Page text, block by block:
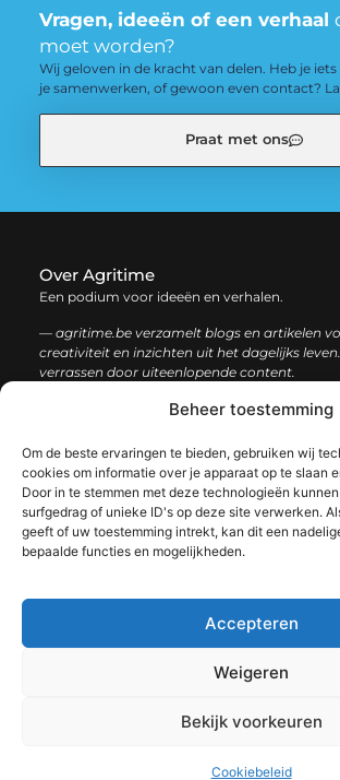
Beheer toestemming
Om de beste ervaringen te bieden, gebruiken wij
cookies om informatie over je apparaat op te slaan
Door in te stemmen met deze technologieën
surfgedrag of unieke ID's op deze site verwerken.
geeft of uw toestemming intrekt, kan dit een
bepaalde functies en mogelijkheden.
Accepteren
Weigeren
Bekijk voorkeuren
Cookiebeleid
Vragen, ideeën of een verhaal
moet worden?
Wij geloven in de kracht van delen. Heb je
je samenwerken, of gewoon even contact?
Praat met ons
Over Agritime
Een podium voor ideeën en verhalen.
— agritime.be verzamelt blogs en artikelen
creativiteit en inzichten uit het dagelijks
verrassen door uiteenlopende content.
informatie